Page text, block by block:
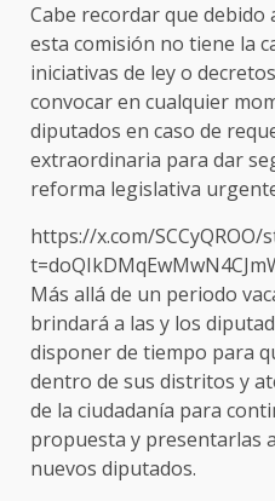
Cabe recordar que
esta comisión no tiene la
iniciativas de ley o
convocar en cualquier
diputados en caso de
extraordinaria para dar
reforma legislativa
https://x.com/
Más allá de un periodo
brindará a las y los
disponer de tiempo para
dentro de sus distritos y
de la ciudadanía para
propuesta y presentarlas
nuevos diputados.